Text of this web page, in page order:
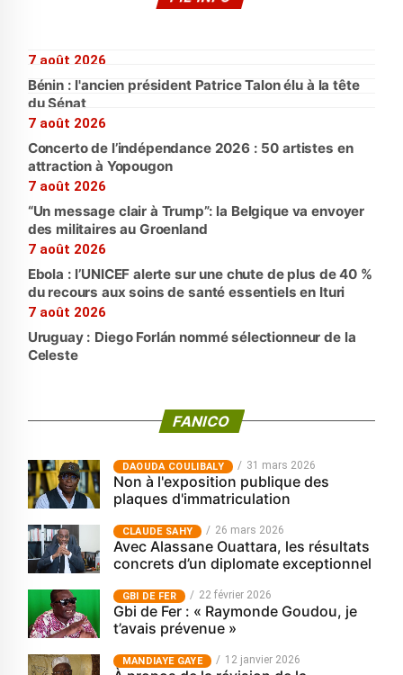
7 août 2026
Bénin : l'ancien président Patrice Talon élu à la tête
du Sénat
7 août 2026
Concerto de l’indépendance 2026 : 50 artistes en
attraction à Yopougon
7 août 2026
“Un message clair à Trump”: la Belgique va envoyer
des militaires au Groenland
7 août 2026
Ebola : l’UNICEF alerte sur une chute de plus de 40 %
du recours aux soins de santé essentiels en Ituri
7 août 2026
Uruguay : Diego Forlán nommé sélectionneur de la
Celeste
FANICO
‎DAOUDA COULIBALY 31 mars 2026
Non à l'exposition publique des
plaques d'immatriculation
CLAUDE SAHY 26 mars 2026
Avec Alassane Ouattara, les résultats
concrets d’un diplomate exceptionnel
GBI DE FER 22 février 2026
Gbi de Fer : « Raymonde Goudou, je
t’avais prévenue »
MANDIAYE GAYE 12 janvier 2026